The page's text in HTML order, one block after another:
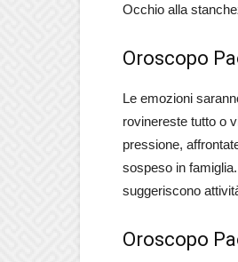
Occhio alla
Oroscopo
Le emozioni
rovinereste tutto o
pressione,
sospeso in
suggeriscono
Oroscopo